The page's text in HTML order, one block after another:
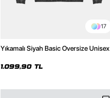
17
Yıkamalı Siyah Basic Oversize Unisex
1.099,90 TL